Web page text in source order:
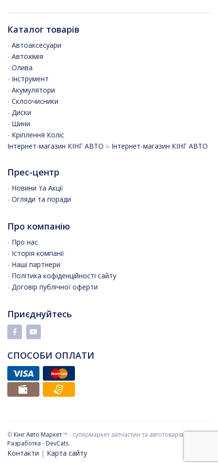
Каталог товарів
- Автоаксесуари
- Автохімія
- Олива
- Інструмент
- Акумулятори
- Склоочисники
- Диски
- Шини
- Кріплення Коліс
Інтернет-магазин КІНГ АВТО ›› Інтернет-магазин КІНГ АВТО
Прес-центр
- Новини та Акції
- Огляди та поради
Про компанію
- Про нас
- Історія компанії
- Наші партнери
- Політика кофіденційності сайту
- Договір публічної оферти
Приєднуйтесь
СПОСОБИ ОПЛАТИ
© Кінг Авто Маркет™ - супермаркет запчастин та автотоварів
Разработка - DevCats
Контакти | Карта сайту